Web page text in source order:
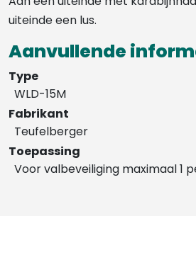
uiteinde een lus.
Aanvullende
Type
WLD-15M
Fabrikant
Teufelberger
Toepassing
Voor valbeveiliging maximaal 1